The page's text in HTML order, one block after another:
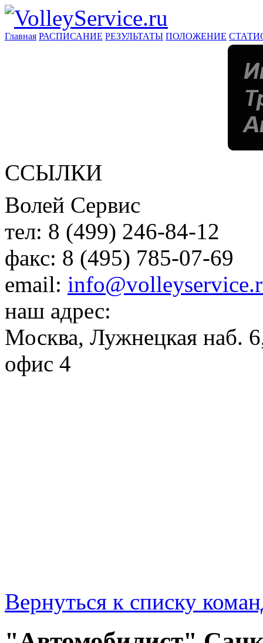
Главная РАСПИСАНИЕ РЕЗУЛЬТАТЫ ПОЛОЖЕНИЕ
ССЫЛКИ
Волей Сервис
тел: 8 (499) 246-84-12
факс: 8 (495) 785-07-69
email:
наш адрес:
Москва, Лужнецкая наб.
офис 4
Вернуться к списку